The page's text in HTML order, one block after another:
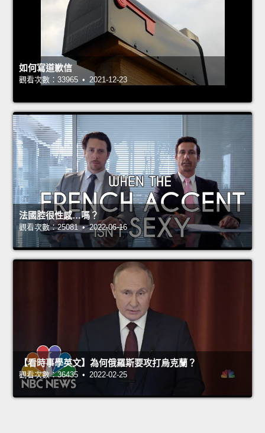
如何寫道歉信
觀看次數：33965 • 2021-12-23
法國腔很性感…嗎？
觀看次數：25081 • 2022-06-16
【看時事學英文】為何俄羅斯要攻打烏克蘭？
觀看次數：36435 • 2022-02-25